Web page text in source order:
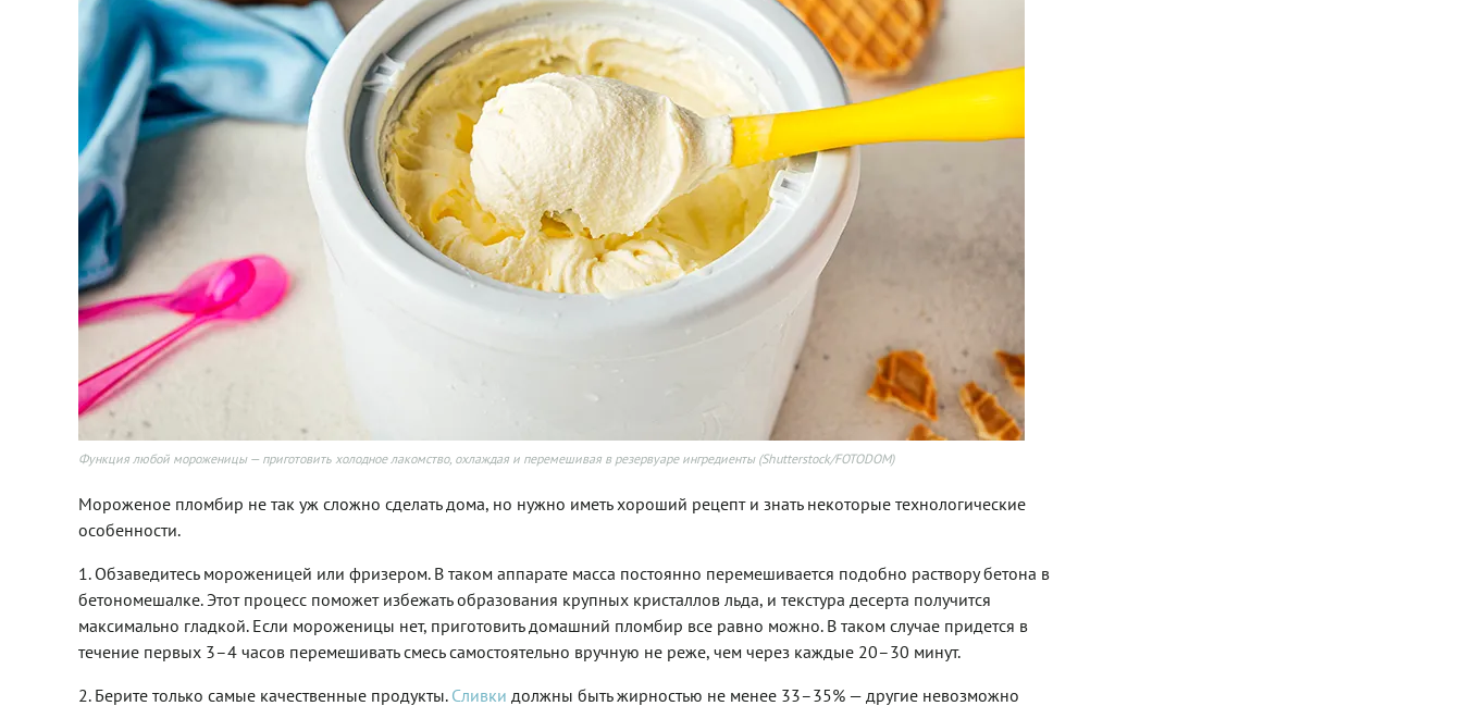
Функция любой мороженицы — приготовить холодное лакомство, охлаждая и перемешивая в резервуаре ингредиенты (Shutterstock/FOTODOM)
Мороженое пломбир не так уж сложно сделать дома, но нужно иметь хороший рецепт и знать некоторые технологические
особенности.
1. Обзаведитесь мороженицей или фризером. В таком аппарате масса постоянно перемешивается подобно раствору бетона в
бетономешалке. Этот процесс поможет избежать образования крупных кристаллов льда, и текстура десерта получится
максимально гладкой. Если мороженицы нет, приготовить домашний пломбир все равно можно. В таком случае придется в
течение первых 3–4 часов перемешивать смесь самостоятельно вручную не реже, чем через каждые 20–30 минут.
2. Берите только самые качественные продукты. Сливки должны быть жирностью не менее 33–35% — другие невозможно